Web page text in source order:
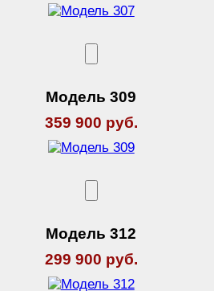
Модель 309
359 900 руб.
Модель 312
299 900 руб.